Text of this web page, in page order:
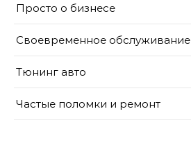
Просто о бизнесе
Своевременное обслуживание
Тюнинг авто
Частые поломки и ремонт